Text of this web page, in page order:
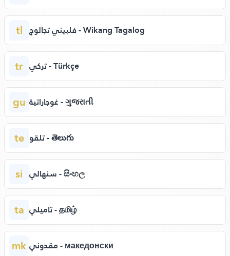
tl فلبيني تجالوج - Wikang Tagalog
tr تركي - Türkçe
gu غوجاراتية - ગુજરાતી
te تلقو - తెలుగు
si سنهالي - සිංහල
ta تاميلي - தமிழ்
mk مقدوني - македонски